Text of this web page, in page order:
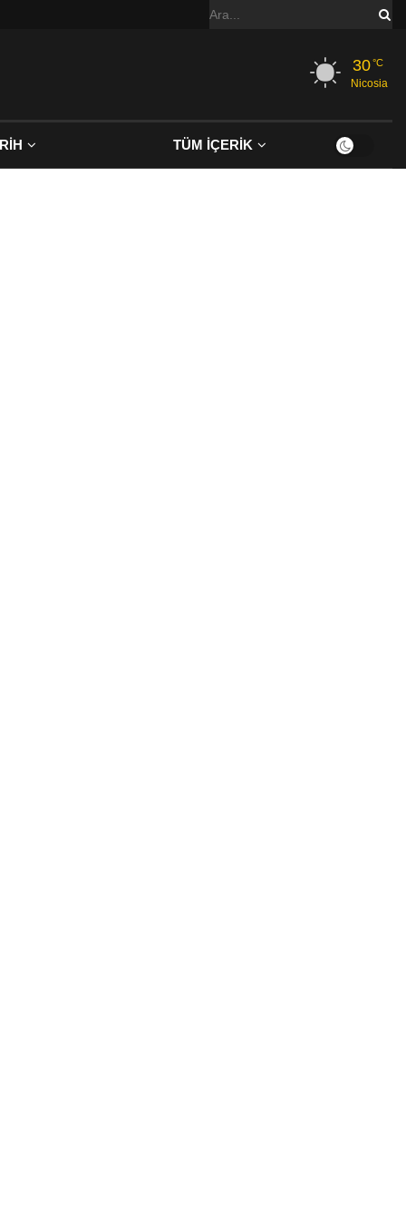
30°C
Nicosia
TÜM İÇERİK